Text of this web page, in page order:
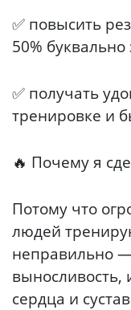
✅ повысить
50%
✅ получать
тренировке и
🔥 Почему я
Потому что
людей
неправильно
выносливость,
сердца и